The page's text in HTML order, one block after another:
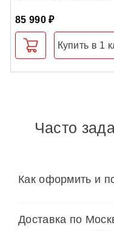
85 990 ₽
Купить в 1
Часто
Как оформить и
Доставка по